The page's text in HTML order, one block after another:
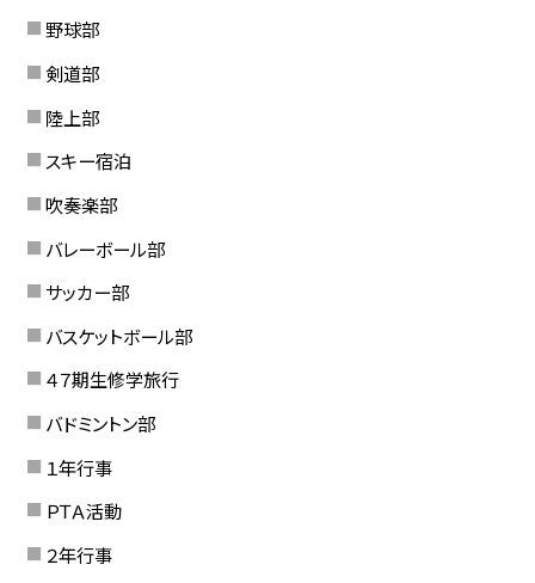
野球部
剣道部
陸上部
スキー宿泊
吹奏楽部
バレーボール部
サッカー部
バスケットボール部
４７期生修学旅行
バドミントン部
１年行事
ＰＴＡ活動
２年行事